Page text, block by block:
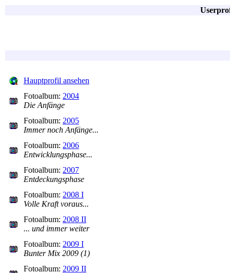
Hauptprofil ansehen
Fotoalbum: 2004
Die Anfänge
Fotoalbum: 2005
Immer noch Anfänge...
Fotoalbum: 2006
Entwicklungsphase...
Fotoalbum: 2007
Entdeckungsphase
Fotoalbum: 2008 I
Volle Kraft voraus...
Fotoalbum: 2008 II
... und immer weiter
Fotoalbum: 2009 I
Bunter Mix 2009 (1)
Fotoalbum: 2009 II